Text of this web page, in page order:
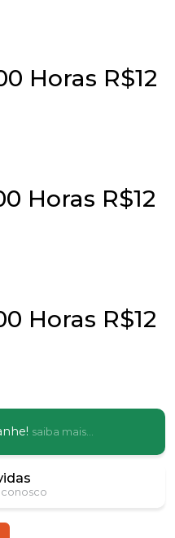
Horas R$12
Horas R$12
Horas R$12
saiba mais...
conosco